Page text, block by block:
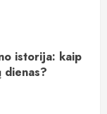
istorija: kaip
dienas?